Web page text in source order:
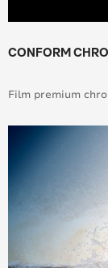
CONFORM
Film premium